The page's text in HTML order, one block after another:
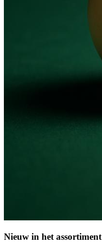
Nieuw in het assortiment